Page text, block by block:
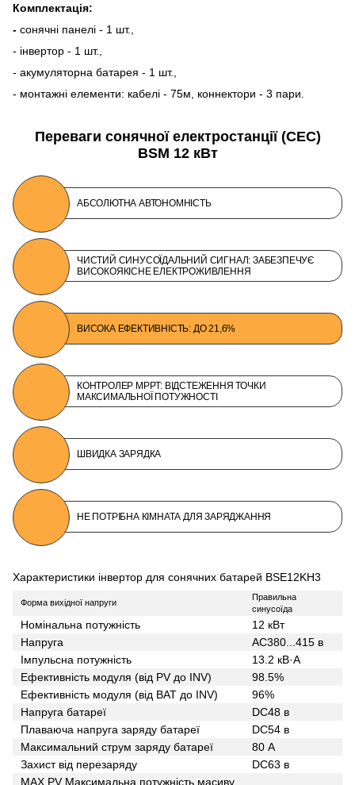
Комплектація:
- сонячні панелі - 1 шт.,
- інвертор - 1 шт.,
- акумуляторна батарея - 1 шт.,
- монтажні елементи: кабелі - 75м, коннектори - 3 пари.
Переваги сонячної електростанції (СЕС)
BSM 12 кВт
АБСОЛЮТНА АВТОНОМНІСТЬ
ЧИСТИЙ СИНУСОЇДАЛЬНИЙ СИГНАЛ: ЗАБЕЗПЕЧУЄ
ВИСОКОЯКІСНЕ ЕЛЕКТРОЖИВЛЕННЯ
ВИСОКА ЕФЕКТИВНІСТЬ: ДО 21,6%
КОНТРОЛЕР MPPT: ВІДСТЕЖЕННЯ ТОЧКИ
МАКСИМАЛЬНОЇ ПОТУЖНОСТІ
ШВИДКА ЗАРЯДКА
НЕ ПОТРІБНА КІМНАТА ДЛЯ ЗАРЯДЖАННЯ
Характеристики інвертор для сонячних батарей BSE12KH3
Форма вихідної напруги
Правильна
синусоїда
Номінальна потужність
12 кВт
Напруга
AC380...415 в
Імпульсна потужність
13.2 кВ·А
Ефективність модуля (від PV до INV)
98.5%
Ефективність модуля (від BAT до INV)
96%
Напруга батареї
DC48 в
Плаваюча напруга заряду батареї
DC54 в
Максимальний струм заряду батареї
80 А
Захист від перезаряду
DC63 в
MAX.PV Максимальна потужність масиву